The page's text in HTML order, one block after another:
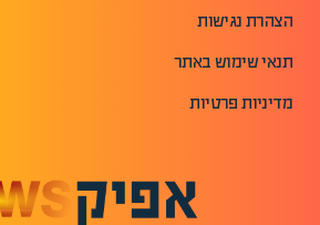
הצהרת נגישות
תנאי שימוש באתר
מדיניות פרטיות